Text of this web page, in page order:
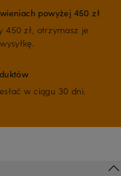
powyżej 450 zł
450 zł, otrzymasz je
w ciągu 30 dni.